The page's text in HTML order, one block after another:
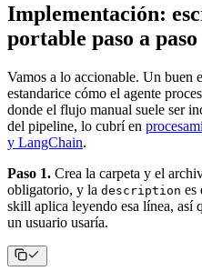
Implementación:
portable paso a paso
Vamos a lo accionable. Un buen
estandarice cómo el agente
donde el flujo manual suele ser
del pipeline, lo cubrí en
y LangChain.
Paso 1. Crea la carpeta y el
obligatorio, y la description es
skill aplica leyendo esa línea, así
un usuario usaría.